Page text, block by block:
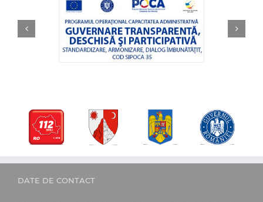
DATE DE CONTACT